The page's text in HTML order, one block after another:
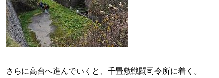
さらに高台へ進んでいくと、千畳敷戦闘司令所に着く。